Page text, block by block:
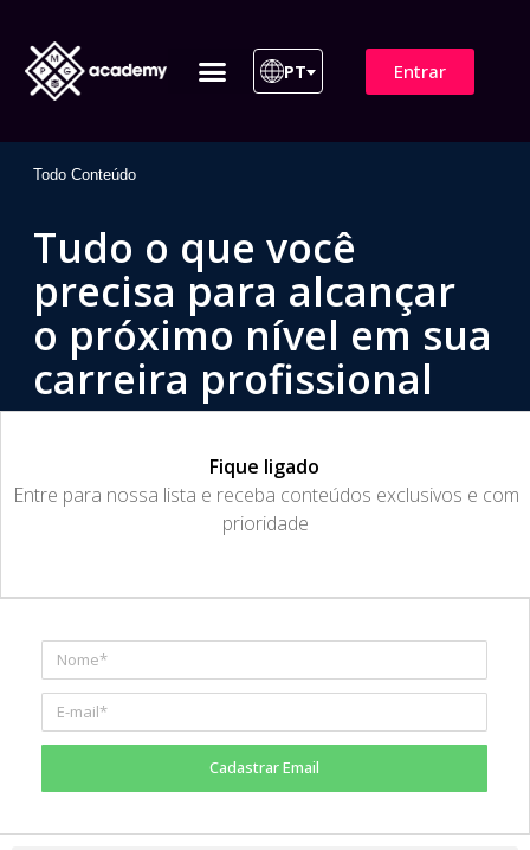
PT Entrar
Todo Conteúdo
Tudo o que você
precisa para alcançar
o próximo nível em sua
carreira profissional
Fique ligado
​Entre para nossa lista e receba conteúdos exclusivos e com
prioridade
Cadastrar Email